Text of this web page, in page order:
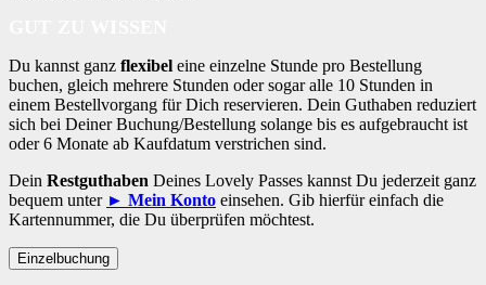
Du kannst ganz flexibel eine einzelne Stunde pro Bestellung
buchen, gleich mehrere Stunden oder sogar alle 10 Stunden in
einem Bestellvorgang für Dich reservieren. Dein Guthaben reduziert
sich bei Deiner Buchung/Bestellung solange bis es aufgebraucht ist
oder 6 Monate ab Kaufdatum verstrichen sind.
Dein Restguthaben Deines Lovely Passes kannst Du jederzeit ganz
bequem unter ► Mein Konto einsehen. Gib hierfür einfach die
Kartennummer, die Du überprüfen möchtest.
Einzelbuchung